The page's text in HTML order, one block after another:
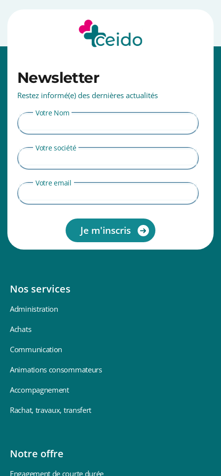
Newsletter
Restez informé(e) des dernières actualités
Votre Nom
Votre société
Votre email
Nos services
Administration
Achats
Communication
Animations consommateurs
Accompagnement
Rachat, travaux, transfert
Notre offre
Engagement de courte durée